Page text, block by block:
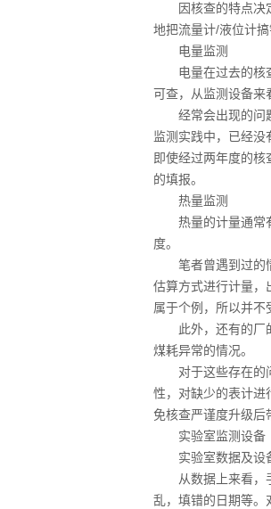
因核查的特点决定
地把流量计/液位计
电量监测
电量在过去的核查
可查，从监测设备来
经常会出现的问题
监测实践中，已经
即使经过两年度的
的填报。
热量监测
热量的计量通常有
度。
笔者曾遇到过的情
估算方式进行计量，
属于个例，所以并不
此外，还有的厂的
煤耗异常的情况。
对于这些存在的问
性，对缺少的表计进
免核查严谨度升级后
实验室监测设备
实验室数据及设备
从数据上来看，手
乱，填错的日期等。